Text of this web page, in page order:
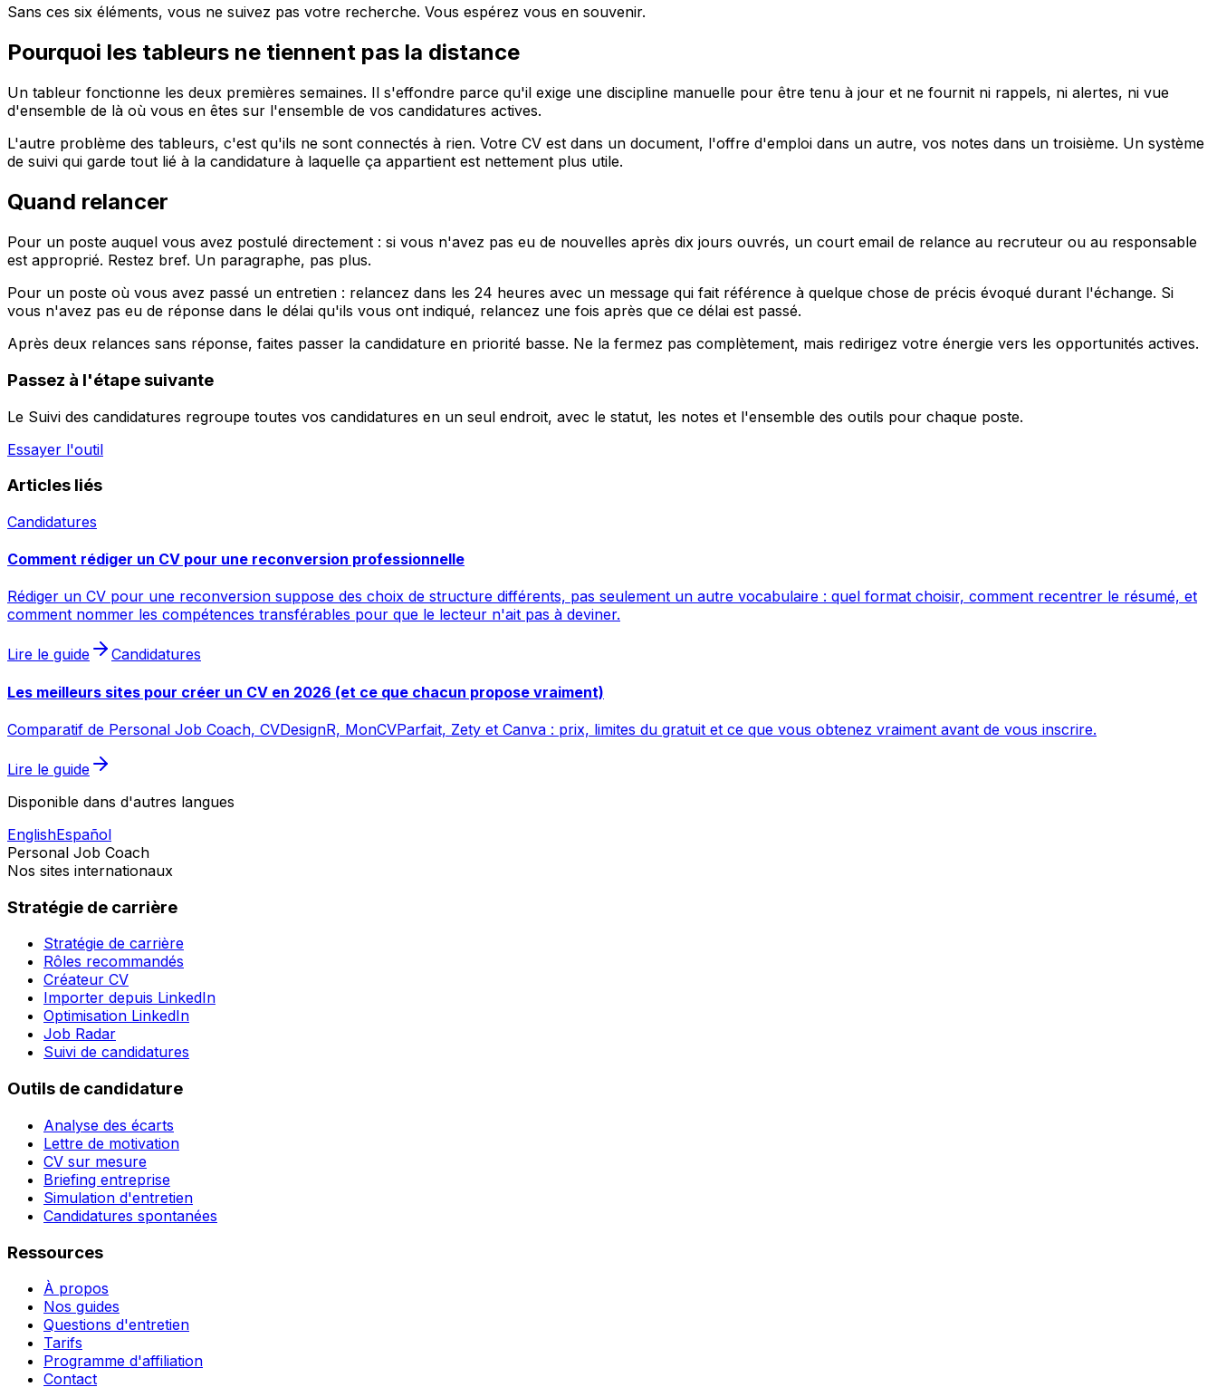
Sans ces six éléments, vous ne suivez pas votre recherche. Vous espérez vous en souvenir.
Pourquoi les tableurs ne tiennent pas la distance
Un tableur fonctionne les deux premières semaines. Il s'effondre parce qu'il exige une discipline manuelle pour être tenu à jour et ne fournit ni rappels, ni alertes, ni vue
d'ensemble de là où vous en êtes sur l'ensemble de vos candidatures actives.
L'autre problème des tableurs, c'est qu'ils ne sont connectés à rien. Votre CV est dans un document, l'offre d'emploi dans un autre, vos notes dans un troisième. Un système
de suivi qui garde tout lié à la candidature à laquelle ça appartient est nettement plus utile.
Quand relancer
Pour un poste auquel vous avez postulé directement : si vous n'avez pas eu de nouvelles après dix jours ouvrés, un court email de relance au recruteur ou au responsable
est approprié. Restez bref. Un paragraphe, pas plus.
Pour un poste où vous avez passé un entretien : relancez dans les 24 heures avec un message qui fait référence à quelque chose de précis évoqué durant l'échange. Si
vous n'avez pas eu de réponse dans le délai qu'ils vous ont indiqué, relancez une fois après que ce délai est passé.
Après deux relances sans réponse, faites passer la candidature en priorité basse. Ne la fermez pas complètement, mais redirigez votre énergie vers les opportunités actives.
Passez à l'étape suivante
Le Suivi des candidatures regroupe toutes vos candidatures en un seul endroit, avec le statut, les notes et l'ensemble des outils pour chaque poste.
Essayer l'outil
Articles liés
Candidatures
Comment rédiger un CV pour une reconversion professionnelle
Rédiger un CV pour une reconversion suppose des choix de structure différents, pas seulement un autre vocabulaire : quel format choisir, comment recentrer le résumé, et
comment nommer les compétences transférables pour que le lecteur n'ait pas à deviner.
Lire le guide Candidatures
Les meilleurs sites pour créer un CV en 2026 (et ce que chacun propose vraiment)
Comparatif de Personal Job Coach, CVDesignR, MonCVParfait, Zety et Canva : prix, limites du gratuit et ce que vous obtenez vraiment avant de vous inscrire.
Lire le guide
Disponible dans d'autres langues
EnglishEspañol
Personal Job Coach
Nos sites internationaux
Stratégie de carrière
Stratégie de carrière
Rôles recommandés
Créateur CV
Importer depuis LinkedIn
Optimisation LinkedIn
Job Radar
Suivi de candidatures
Outils de candidature
Analyse des écarts
Lettre de motivation
CV sur mesure
Briefing entreprise
Simulation d'entretien
Candidatures spontanées
Ressources
À propos
Nos guides
Questions d'entretien
Tarifs
Programme d'affiliation
Contact